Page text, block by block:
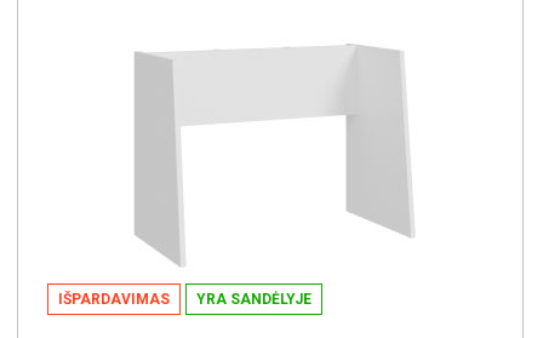
IŠPARDAVIMAS YRA SANDĖLYJE